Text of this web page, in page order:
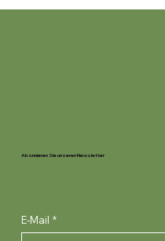
Abonnieren Sie unseren Newsletter
E-Mail *